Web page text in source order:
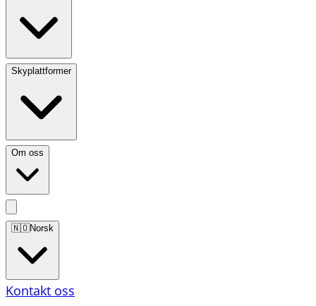
Skyplattformer
Om oss
🇳🇴Norsk
Kontakt oss